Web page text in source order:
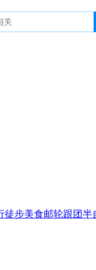
徒步美食邮轮跟团半